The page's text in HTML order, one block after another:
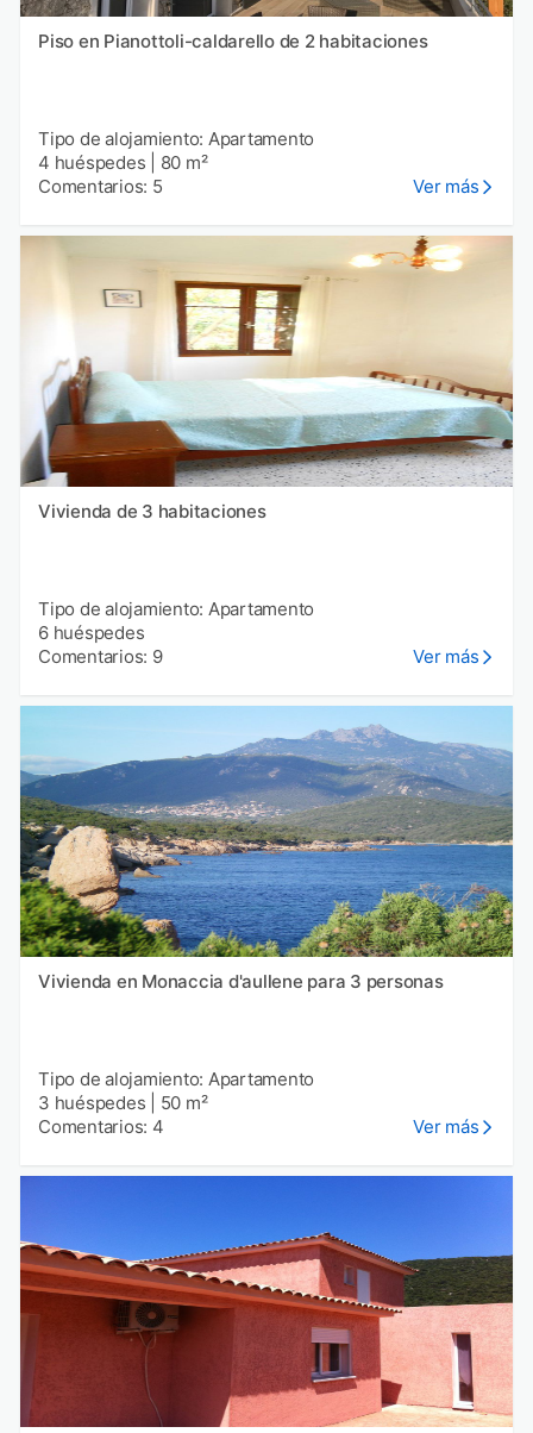
Piso en Pianottoli-caldarello de 2 habitaciones
Tipo de alojamiento: Apartamento
4 huéspedes
80 m²
Comentarios: 5
Ver más
Vivienda de 3 habitaciones
Tipo de alojamiento: Apartamento
6 huéspedes
Comentarios: 9
Ver más
Vivienda en Monaccia d'aullene para 3 personas
Tipo de alojamiento: Apartamento
3 huéspedes
50 m²
Comentarios: 4
Ver más